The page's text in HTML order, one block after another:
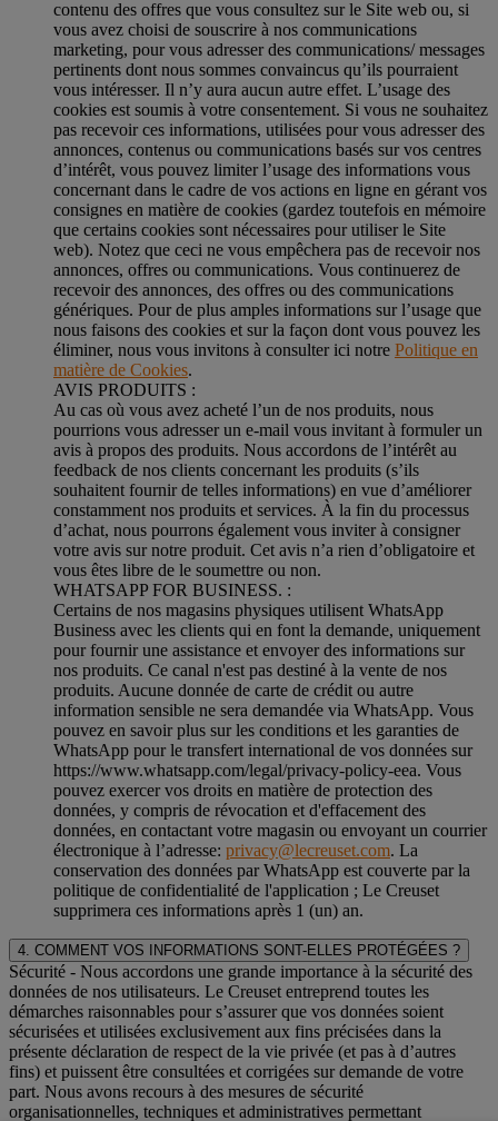
contenu des offres que vous consultez sur le Site web ou, si
vous avez choisi de souscrire à nos communications
marketing, pour vous adresser des communications/ messages
pertinents dont nous sommes convaincus qu’ils pourraient
vous intéresser. Il n’y aura aucun autre effet. L’usage des
cookies est soumis à votre consentement. Si vous ne souhaitez
pas recevoir ces informations, utilisées pour vous adresser des
annonces, contenus ou communications basés sur vos centres
d’intérêt, vous pouvez limiter l’usage des informations vous
concernant dans le cadre de vos actions en ligne en gérant vos
consignes en matière de cookies (gardez toutefois en mémoire
que certains cookies sont nécessaires pour utiliser le Site
web). Notez que ceci ne vous empêchera pas de recevoir nos
annonces, offres ou communications. Vous continuerez de
recevoir des annonces, des offres ou des communications
génériques. Pour de plus amples informations sur l’usage que
nous faisons des cookies et sur la façon dont vous pouvez les
éliminer, nous vous invitons à consulter ici notre Politique en
matière de Cookies.
AVIS PRODUITS :
Au cas où vous avez acheté l’un de nos produits, nous
pourrions vous adresser un e-mail vous invitant à formuler un
avis à propos des produits. Nous accordons de l’intérêt au
feedback de nos clients concernant les produits (s’ils
souhaitent fournir de telles informations) en vue d’améliorer
constamment nos produits et services. À la fin du processus
d’achat, nous pourrons également vous inviter à consigner
votre avis sur notre produit. Cet avis n’a rien d’obligatoire et
vous êtes libre de le soumettre ou non.
WHATSAPP FOR BUSINESS. :
Certains de nos magasins physiques utilisent WhatsApp
Business avec les clients qui en font la demande, uniquement
pour fournir une assistance et envoyer des informations sur
nos produits. Ce canal n'est pas destiné à la vente de nos
produits. Aucune donnée de carte de crédit ou autre
information sensible ne sera demandée via WhatsApp. Vous
pouvez en savoir plus sur les conditions et les garanties de
WhatsApp pour le transfert international de vos données sur
https://www.whatsapp.com/legal/privacy-policy-eea. Vous
pouvez exercer vos droits en matière de protection des
données, y compris de révocation et d'effacement des
données, en contactant votre magasin ou envoyant un courrier
électronique à l’adresse: privacy@lecreuset.com. La
conservation des données par WhatsApp est couverte par la
politique de confidentialité de l'application ; Le Creuset
supprimera ces informations après 1 (un) an.
4. COMMENT VOS INFORMATIONS SONT-ELLES PROTÉGÉES ?
Sécurité - Nous accordons une grande importance à la sécurité des
données de nos utilisateurs. Le Creuset entreprend toutes les
démarches raisonnables pour s’assurer que vos données soient
sécurisées et utilisées exclusivement aux fins précisées dans la
présente déclaration de respect de la vie privée (et pas à d’autres
fins) et puissent être consultées et corrigées sur demande de votre
part. Nous avons recours à des mesures de sécurité
organisationnelles, techniques et administratives permettant